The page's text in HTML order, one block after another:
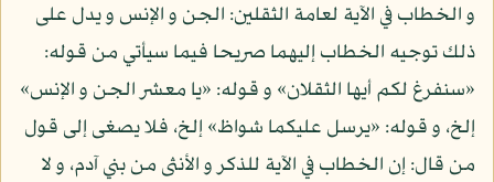
و الخطاب في الآية لعامة الثقلين: الجن و الإنس و يدل على
ذلك توجيه الخطاب إليهما صريحا فيما سيأتي من قوله:
«سنفرغ لكم أيها الثقلان» و قوله: «يا معشر الجن و الإنس»
إلخ، و قوله: «يرسل عليكما شواظ» إلخ، فلا يصغى إلى قول
من قال: إن الخطاب في الآية للذكر و الأنثى من بني آدم، و لا